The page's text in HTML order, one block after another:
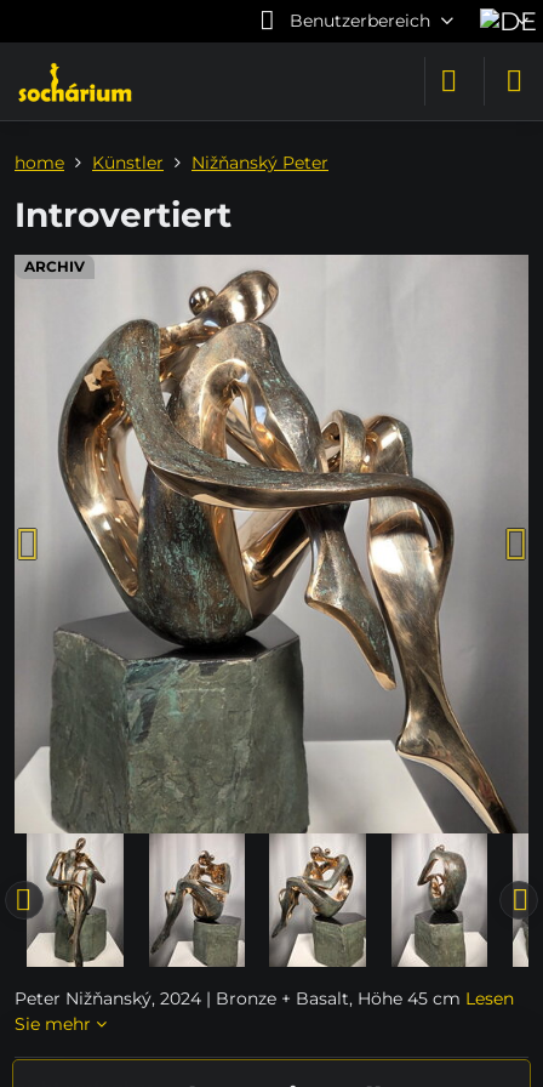
Benutzerbereich
ARCHIV
home Künstler Nižňanský Peter
Introvertiert
Peter Nižňanský, 2024 | Bronze + Basalt, Höhe 45 cm Lesen
Sie mehr